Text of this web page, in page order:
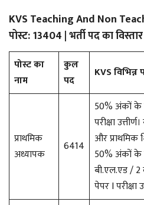
KVS Teaching And Non
पोस्ट: 13404 | भर्ती पद का
पोस्ट का
नाम
कुल
पद
KVS विभिन्न
प्राथमिक
अध्यापक
6414
50% अंकों के
परीक्षा
और प्राथमिक
50% अंकों के
बी.एल.एड / 2
पेपर I परीक्षा